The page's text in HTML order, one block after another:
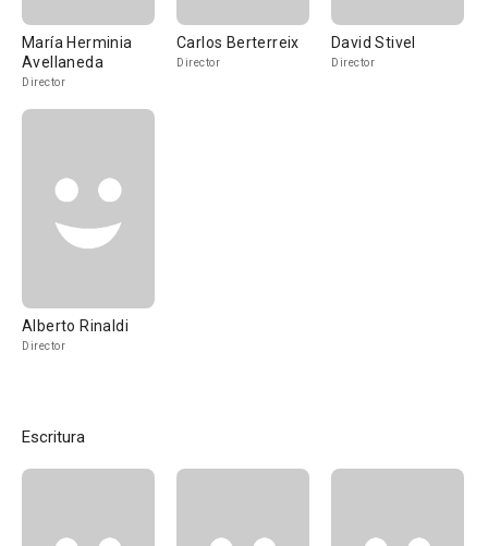
María Herminia
Avellaneda
Director
Carlos Berterreix
Director
David Stivel
Director
Alberto Rinaldi
Director
Escritura